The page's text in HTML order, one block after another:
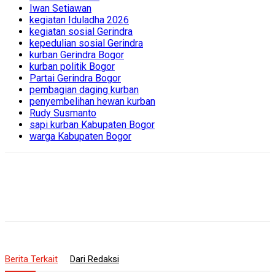
Iwan Setiawan
kegiatan Iduladha 2026
kegiatan sosial Gerindra
kepedulian sosial Gerindra
kurban Gerindra Bogor
kurban politik Bogor
Partai Gerindra Bogor
pembagian daging kurban
penyembelihan hewan kurban
Rudy Susmanto
sapi kurban Kabupaten Bogor
warga Kabupaten Bogor
Berita Terkait Dari Redaksi